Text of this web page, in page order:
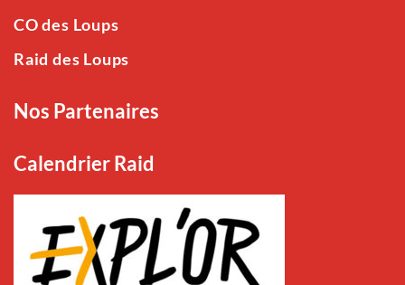
CO des Loups
Raid des Loups
Nos Partenaires
Calendrier Raid